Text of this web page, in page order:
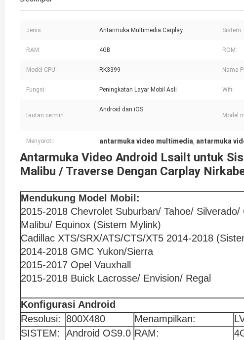
Jenis: Antarmuka Multimedia Carplay Sistem:
RAM: 4GB ROM:
Model CPU: RK3399 Nama
Fungsi: Peningkatan Layar Mobil Asli Wifi:
tautan cermin:
Android dan iOS
Model
Menyoroti: antarmuka video multimedia, antarmuka
Antarmuka Video Android Lsailt untuk
Malibu / Traverse Dengan Carplay
Mendukung Model Mobil:
2015-2018 Chevrolet Suburban/ Tahoe/
Malibu/ Equinox (Sistem Mylink)
Cadillac XTS/SRX/ATS/CTS/XT5 2014-2018
2014-2018 GMC Yukon/Sierra
2015-2017 Opel Vauxhall
2015-2018 Buick Lacrosse/ Envision/ Regal
Konfigurasi Android
Resolusi:
800X480 Menampilkan:
SISTEM:
Android OS9.0 RAM: